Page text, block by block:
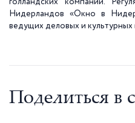
голландских компаний.
Нидерландов «Окно в
ведущих деловых и
Поделиться в